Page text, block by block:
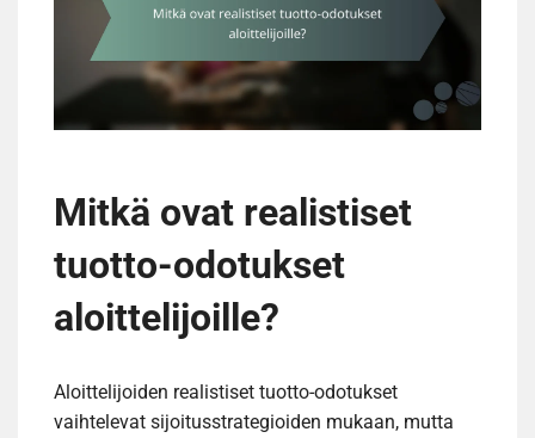
Mitkä ovat realistiset
tuotto-odotukset
aloittelijoille?
Aloittelijoiden realistiset tuotto-odotukset
vaihtelevat sijoitusstrategioiden mukaan, mutta